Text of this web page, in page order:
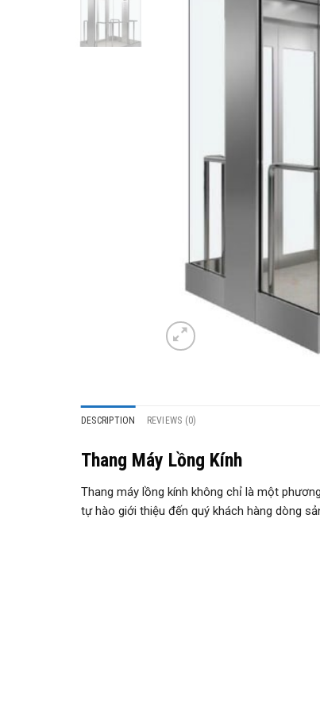
DESCRIPTION REVIEWS (0)
Thang Máy Lồng Kính
Thang máy lồng kính không chỉ là một
tự hào giới thiệu đến quý khách hàng dòng